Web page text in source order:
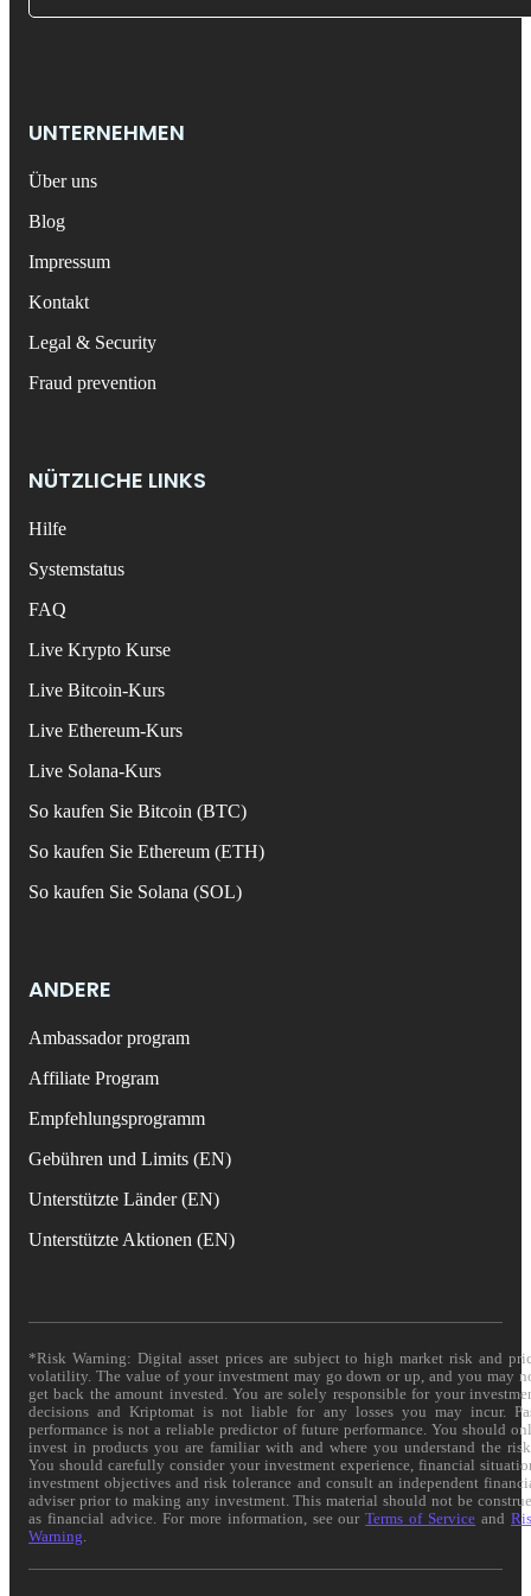
UNTERNEHMEN
Über uns
Blog
Impressum
Kontakt
Legal & Security
Fraud prevention
NÜTZLICHE LINKS
Hilfe
Systemstatus
FAQ
Live Krypto Kurse
Live Bitcoin-Kurs
Live Ethereum-Kurs
Live Solana-Kurs
So kaufen Sie Bitcoin (BTC)
So kaufen Sie Ethereum (ETH)
So kaufen Sie Solana (SOL)
ANDERE
Ambassador program
Affiliate Program
Empfehlungsprogramm
Gebühren und Limits (EN)
Unterstützte Länder (EN)
Unterstützte Aktionen (EN)
*Risk Warning: Digital asset prices are subject to high market risk and
volatility. The value of your investment may go down or up, and you may
get back the amount invested. You are solely responsible for your
decisions and Kriptomat is not liable for any losses you may incur.
performance is not a reliable predictor of future performance. You should
invest in products you are familiar with and where you understand the
You should carefully consider your investment experience, financial
investment objectives and risk tolerance and consult an independent
adviser prior to making any investment. This material should not be
as financial advice. For more information, see ourTerms of Service and
Warning